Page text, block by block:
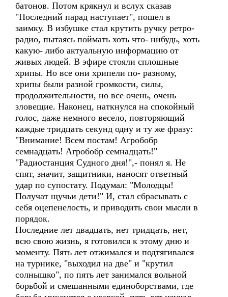
батонов. Потом крякнул и вслух сказав
"Последний парад наступает", пошел в
заимку. В избушке стал крутить ручку ретро-
радио, пытаясь поймать хоть что- нибудь, хоть
какую- либо актуальную информацию от
живых людей. В эфире стояли сплошные
хрипы. Но все они хрипели по- разному,
хрипы были разной громкости, силы,
продолжительности, но все очень, очень
зловещие. Наконец, наткнулся на спокойный
голос, даже немного весело, повторяющий
каждые тридцать секунд одну и ту же фразу:
"Внимание! Всем постам! Агробобр
семнадцать! Агробобр семнадцать!"
"Радиостанция Судного дня!",- понял я. Не
спят, значит, защитники, наносят ответный
удар по супостату. Подумал: "Молодцы!
Получат щучьи дети!" И, стал сбрасывать с
себя оцепенелость, и приводить свои мысли в
порядок.
Последние лет двадцать, нет тридцать, нет,
всю свою жизнь, я готовился к этому дню и
моменту. Пять лет отжимался и подтягивался
на турнике, "выходил на две" и "крутил
солнышко", по пять лет занимался вольной
борьбой и смешанными единоборствами, где